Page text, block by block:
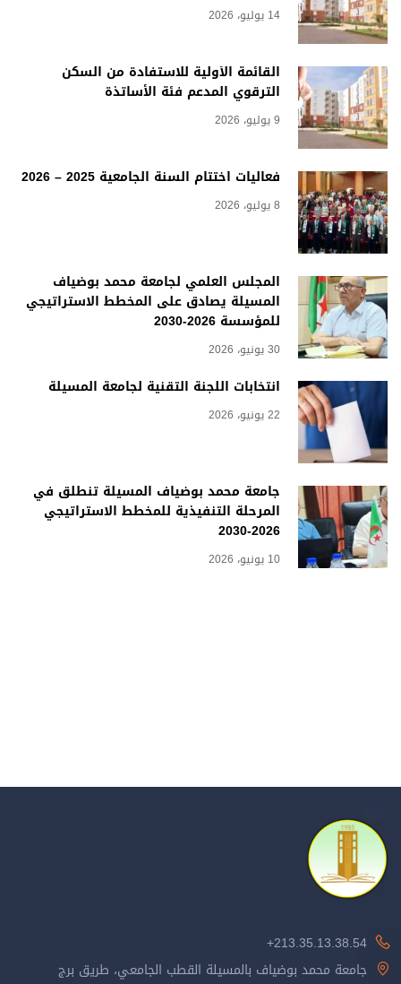
14 يوليو، 2026
القائمة الأولية للاستفادة من السكن
الترقوي المدعم فئة الأساتذة
9 يوليو، 2026
فعاليات اختتام السنة الجامعية 2025 – 2026
8 يوليو، 2026
المجلس العلمي لجامعة محمد بوضياف
المسيلة يصادق على المخطط الاستراتيجي
للمؤسسة 2026-2030
30 يونيو، 2026
انتخابات اللجنة التقنية لجامعة المسيلة
22 يونيو، 2026
جامعة محمد بوضياف المسيلة تنطلق في
المرحلة التنفيذية للمخطط الاستراتيجي
2026-2030
10 يونيو، 2026
213.35.13.38.54+
جامعة محمد بوضياف بالمسيلة القطب الجامعي، طريق برج